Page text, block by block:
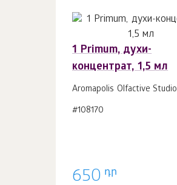
1 Primum, духи-
концентрат, 1,5 мл
Aromapolis Olfactive Studio
#108170
650 դր